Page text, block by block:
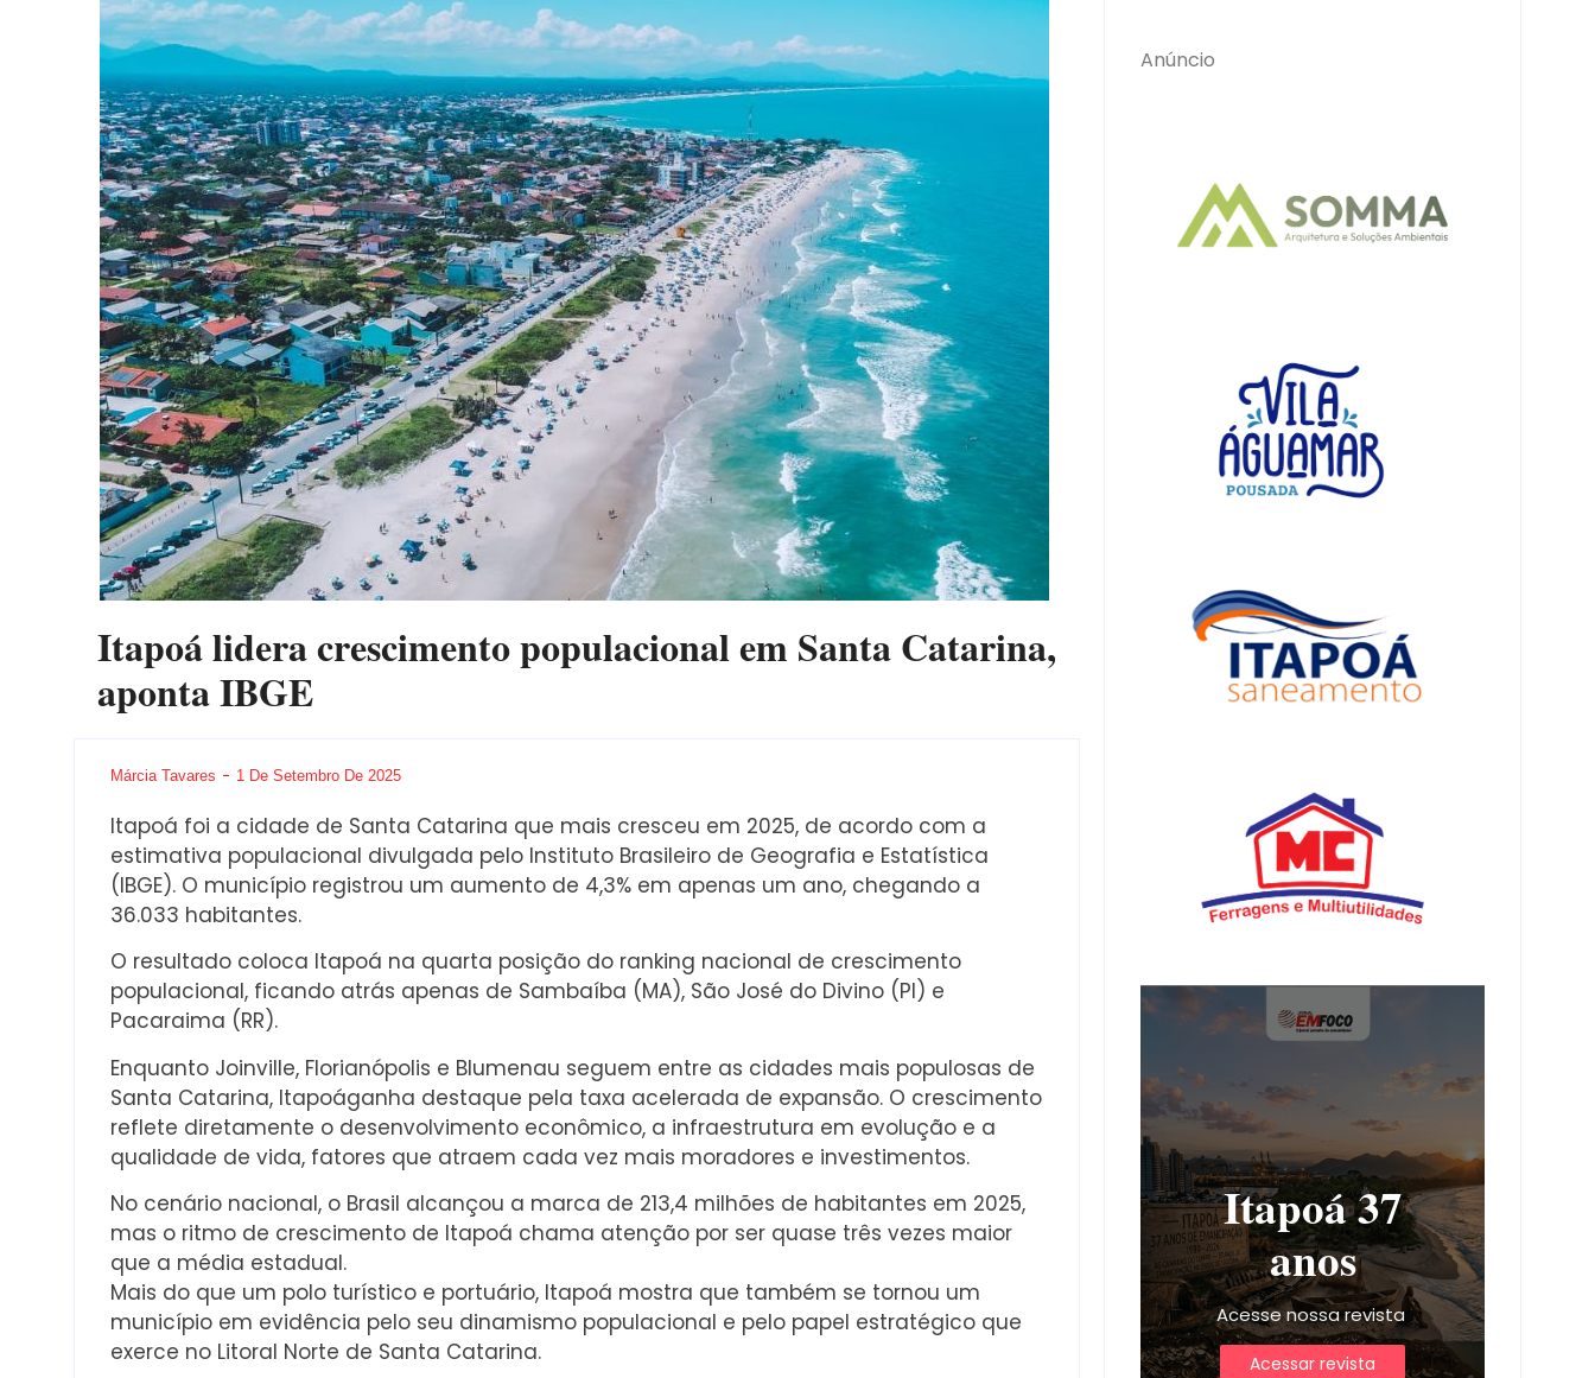
Itapoá lidera crescimento populacional em Santa Catarina,
aponta IBGE
Márcia Tavares 1 De Setembro De 2025
Itapoá foi a cidade de Santa Catarina que mais cresceu em 2025, de acordo com a
estimativa populacional divulgada pelo Instituto Brasileiro de Geografia e Estatística
(IBGE). O município registrou um aumento de 4,3% em apenas um ano, chegando a
36.033 habitantes.
O resultado coloca Itapoá na quarta posição do ranking nacional de crescimento
populacional, ficando atrás apenas de Sambaíba (MA), São José do Divino (PI) e
Pacaraima (RR).
Enquanto Joinville, Florianópolis e Blumenau seguem entre as cidades mais populosas de
Santa Catarina, Itapoáganha destaque pela taxa acelerada de expansão. O crescimento
reflete diretamente o desenvolvimento econômico, a infraestrutura em evolução e a
qualidade de vida, fatores que atraem cada vez mais moradores e investimentos.
No cenário nacional, o Brasil alcançou a marca de 213,4 milhões de habitantes em 2025,
mas o ritmo de crescimento de Itapoá chama atenção por ser quase três vezes maior
que a média estadual.
Mais do que um polo turístico e portuário, Itapoá mostra que também se tornou um
município em evidência pelo seu dinamismo populacional e pelo papel estratégico que
exerce no Litoral Norte de Santa Catarina.
Anúncio
Itapoá 37
anos
Acesse nossa revista
Acessar revista